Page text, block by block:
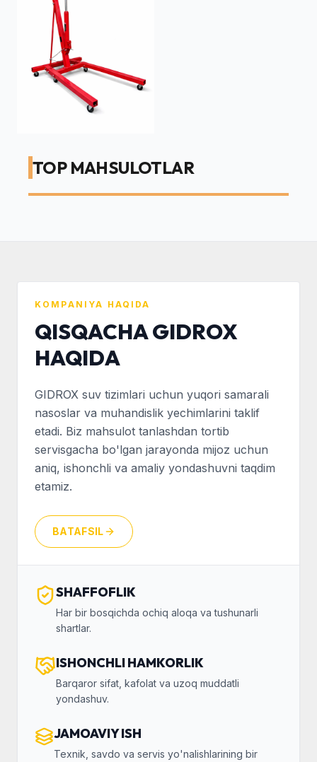
TOP MAHSULOTLAR
GDC-2000VA (110-250V) (RELELIY TO'K
STABILIZATORI)
GDC-2000VA (110-250V)
Biz samarali va tejamkor yechim taklif qilamiz.
Bizning texnik mutaxassislarimiz tajribasidan
foydalaning - pastgi sariq tugmani bosing yoki
qo'ng'iroq qiling.
KOMPANIYA HAQIDA
QISQACHA GIDROX
HAQIDA
GIDROX suv tizimlari uchun yuqori samarali
nasoslar va muhandislik yechimlarini taklif
etadi. Biz mahsulot tanlashdan tortib
servisgacha bo'lgan jarayonda mijoz uchun
aniq, ishonchli va amaliy yondashuvni taqdim
etamiz.
BATAFSIL
SHAFFOFLIK
Har bir bosqichda ochiq aloqa va tushunarli
shartlar.
ISHONCHLI HAMKORLIK
Barqaror sifat, kafolat va uzoq muddatli
yondashuv.
JAMOAVIY ISH
Texnik, savdo va servis yo'nalishlarining bir